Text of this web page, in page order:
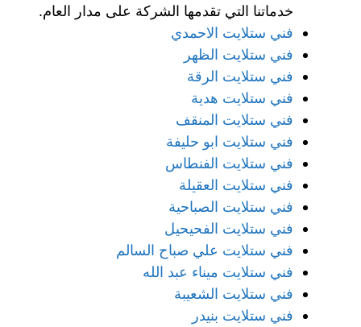
خدماتنا التي تقدمها الشركة على مدار العام.
فني ستلايت الاحمدي
فني ستلايت الظهر
فني ستلايت الرقة
فني ستلايت هدية
فني ستلايت المنقف
فني ستلايت ابو حليفة
فني ستلايت الفنطاس
فني ستلايت العقيلة
فني ستلايت الصباحية
فني ستلايت الفحيحيل
فني ستلايت علي صباح السالم
فني ستلايت ميناء عبد الله
فني ستلايت الشعيبة
فني ستلايت بنيدر